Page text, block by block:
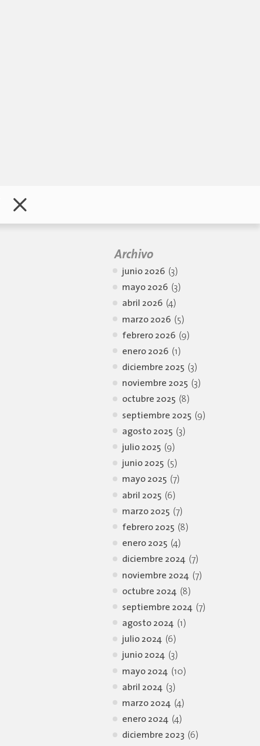
Archivo
junio 2026 (3)
mayo 2026 (3)
abril 2026 (4)
marzo 2026 (5)
febrero 2026 (9)
enero 2026 (1)
diciembre 2025 (3)
noviembre 2025 (3)
octubre 2025 (8)
septiembre 2025 (9)
agosto 2025 (3)
julio 2025 (9)
junio 2025 (5)
mayo 2025 (7)
abril 2025 (6)
marzo 2025 (7)
febrero 2025 (8)
enero 2025 (4)
diciembre 2024 (7)
noviembre 2024 (7)
octubre 2024 (8)
septiembre 2024 (7)
agosto 2024 (1)
julio 2024 (6)
junio 2024 (3)
mayo 2024 (10)
abril 2024 (3)
marzo 2024 (4)
enero 2024 (4)
diciembre 2023 (6)